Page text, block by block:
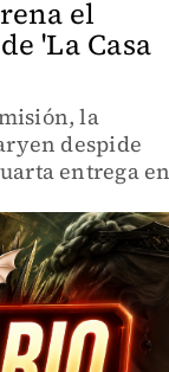
el
'La Casa
la
despide
entrega en